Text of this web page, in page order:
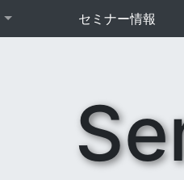
セミナー情報